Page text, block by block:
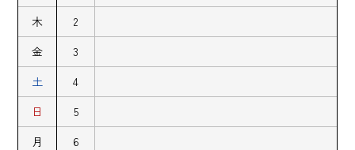
木
2
金
3
土
4
日
5
月
6